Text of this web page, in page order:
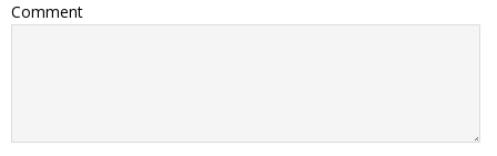
Comment